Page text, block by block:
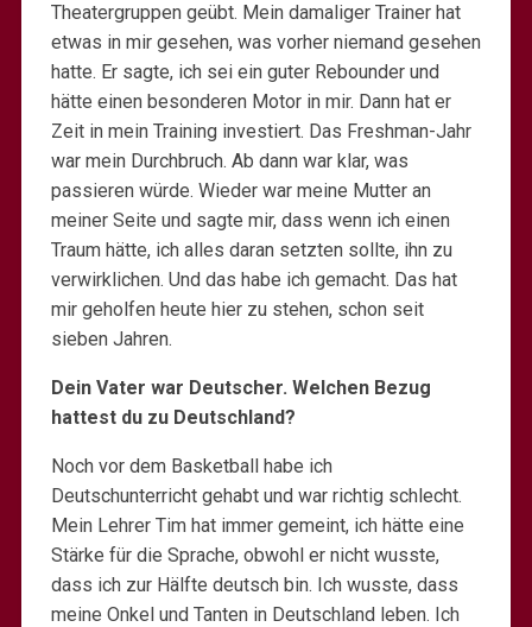
Theatergruppen geübt. Mein damaliger Trainer hat
etwas in mir gesehen, was vorher niemand gesehen
hatte. Er sagte, ich sei ein guter Rebounder und
hätte einen besonderen Motor in mir. Dann hat er
Zeit in mein Training investiert. Das Freshman-Jahr
war mein Durchbruch. Ab dann war klar, was
passieren würde. Wieder war meine Mutter an
meiner Seite und sagte mir, dass wenn ich einen
Traum hätte, ich alles daran setzten sollte, ihn zu
verwirklichen. Und das habe ich gemacht. Das hat
mir geholfen heute hier zu stehen, schon seit
sieben Jahren.
Dein Vater war Deutscher. Welchen Bezug
hattest du zu Deutschland?
Noch vor dem Basketball habe ich
Deutschunterricht gehabt und war richtig schlecht.
Mein Lehrer Tim hat immer gemeint, ich hätte eine
Stärke für die Sprache, obwohl er nicht wusste,
dass ich zur Hälfte deutsch bin. Ich wusste, dass
meine Onkel und Tanten in Deutschland leben. Ich